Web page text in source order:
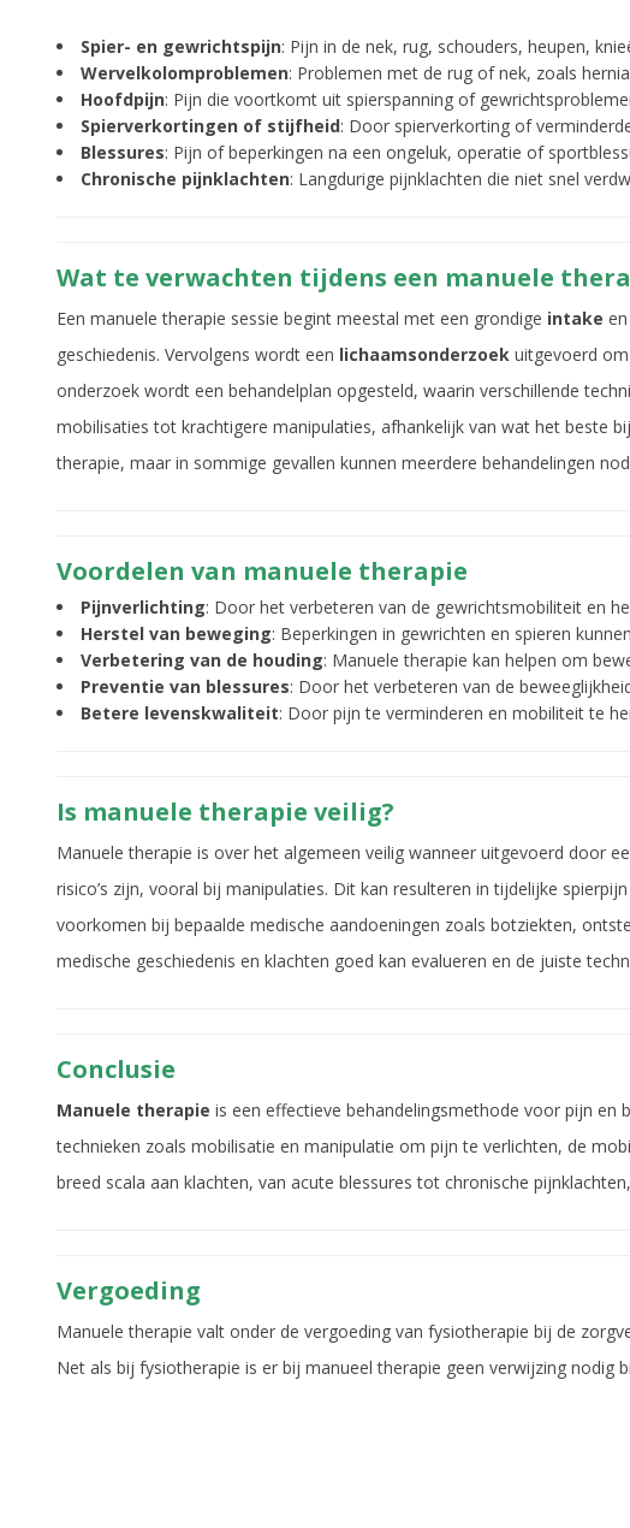
Spier- en gewrichtspijn: Pijn in de nek, rug, schouders, heupen,
Wervelkolomproblemen: Problemen met de rug of nek, zoals
Hoofdpijn: Pijn die voortkomt uit spierspanning of
Spierverkortingen of stijfheid: Door spierverkorting of
Blessures: Pijn of beperkingen na een ongeluk, operatie of
Chronische pijnklachten: Langdurige pijnklachten die niet snel
Wat te verwachten tijdens een manuele
Een manuele therapie sessie begint meestal met een grondige intake en
geschiedenis. Vervolgens wordt een lichaamsonderzoek uitgevoerd
onderzoek wordt een behandelplan opgesteld, waarin verschillende
mobilisaties tot krachtigere manipulaties, afhankelijk van wat het beste
therapie, maar in sommige gevallen kunnen meerdere behandelingen
Voordelen van manuele therapie
Pijnverlichting: Door het verbeteren van de gewrichtsmobiliteit en
Herstel van beweging: Beperkingen in gewrichten en spieren
Verbetering van de houding: Manuele therapie kan helpen om
Preventie van blessures: Door het verbeteren van de
Betere levenskwaliteit: Door pijn te verminderen en mobiliteit te
Is manuele therapie veilig?
Manuele therapie is over het algemeen veilig wanneer uitgevoerd door
risico’s zijn, vooral bij manipulaties. Dit kan resulteren in tijdelijke
voorkomen bij bepaalde medische aandoeningen zoals botziekten,
medische geschiedenis en klachten goed kan evalueren en de juiste
Conclusie
Manuele therapie is een effectieve behandelingsmethode voor pijn en
technieken zoals mobilisatie en manipulatie om pijn te verlichten, de
breed scala aan klachten, van acute blessures tot chronische
Vergoeding
Manuele therapie valt onder de vergoeding van fysiotherapie bij de
Net als bij fysiotherapie is er bij manueel therapie geen verwijzing